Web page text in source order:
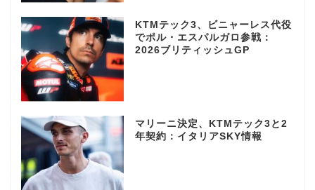
KTMテック3、ビニャーレス代役
でポル・エスパルガロ参戦：
2026ブリティッシュGP
マリーニ決定、KTMテック3と2
年契約：イタリアSKY情報